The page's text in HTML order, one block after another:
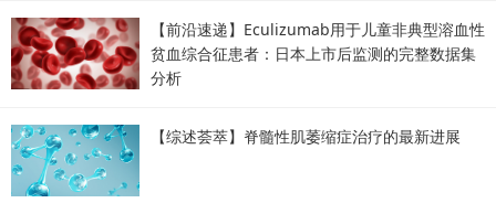
【前沿速递】Eculizumab用于儿童非典型溶血性
贫血综合征患者：日本上市后监测的完整数据集
分析
【综述荟萃】脊髓性肌萎缩症治疗的最新进展